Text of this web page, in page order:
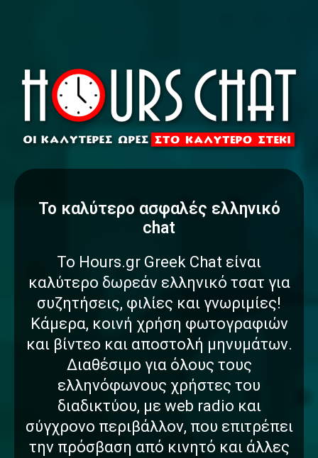
To καλύτερο ασφαλές ελληνικό
chat
Το Hours.gr Greek Chat είναι
καλύτερο δωρεάν ελληνικό τσατ για
συζητήσεις, φιλίες και γνωριμίες!
Κάμερα, κοινή χρήση φωτογραφιών
και βίντεο και αποστολή μηνυμάτων.
Διαθέσιμο για όλους τους
ελληνόφωνους χρήστες του
διαδικτύου, με web radio και
σύγχρονο περιβάλλον, που επιτρέπει
την πρόσβαση από κινητό και άλλες